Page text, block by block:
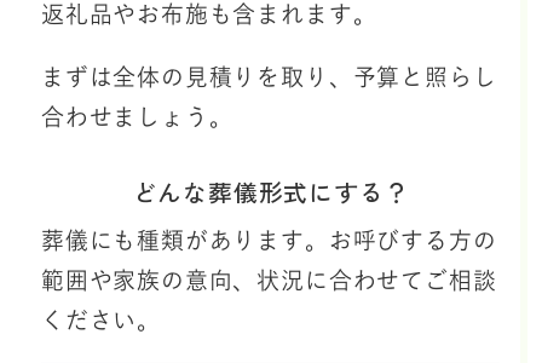
返礼品やお布施も含まれます。
まずは全体の見積りを取り、予算と照らし
合わせましょう。
どんな葬儀形式にする？
葬儀にも種類があります。お呼びする方の
範囲や家族の意向、状況に合わせてご相談
ください。